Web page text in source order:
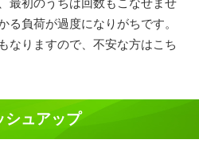
最初のうちは回数もこなせませ
る負荷が過度になりがちです。
なりますので、不安な方はこち
シュアップ